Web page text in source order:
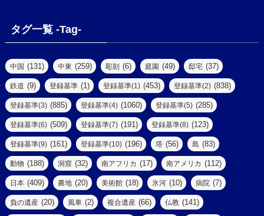
(5)
(39)
(290)
(7)
(6)
(3)
(14)
(61)
(9)
(2)
(17)
(8)
(8)
(4)
(8)
(2)
(2)
(10)
(47)
(2)
(1)
(2)
タグ一覧 -Tag-
中国 (131) 中東 (259) 彫刻 (6) 庭園 (49) 邸宅 (37)
鉄道 (9) 登録基準 (1) 登録基準(1) (453) 登録基準(2) (838)
登録基準(3) (885) 登録基準(4) (1060) 登録基準(5) (285)
登録基準(6) (509) 登録基準(7) (191) 登録基準(8) (123)
登録基準(9) (161) 登録基準(10) (196) 塔 (56) 島 (83)
動物 (188) 洞窟 (32) 南アフリカ (17) 南アメリカ (112)
日本 (409) 農地 (20) 美術館 (18) 氷河 (10) 病院 (7)
負の遺産 (20) 風車 (2) 複合遺産 (66) 仏教 (141)